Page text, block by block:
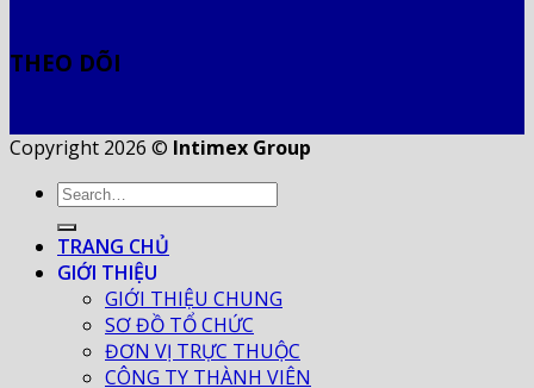
THEO DÕI
Copyright 2026 © Intimex Group
TRANG CHỦ
GIỚI THIỆU
GIỚI THIỆU CHUNG
SƠ ĐỒ TỔ CHỨC
ĐƠN VỊ TRỰC THUỘC
CÔNG TY THÀNH VIÊN